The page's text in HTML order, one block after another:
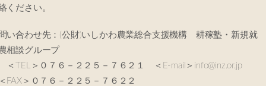
ください。
い合わせ先：(公財)いしかわ農業総合支援機構 耕稼塾・新規就
相談グループ
TEL＞０７６－２２５－７６２１ ＜E-mail＞info@inz.or.jp
FAX＞０７６－２２５－７６２２